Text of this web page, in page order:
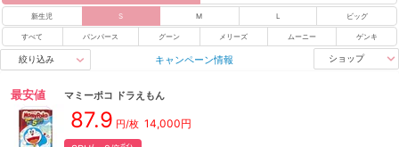
新生児 S M L ビッグ
すべて パンパース グーン メリーズ ムーニー ゲンキ
絞り込み キャンペーン情報 ショップ
最安値 マミーポコ ドラえもん
87.9 円/枚 14,000円